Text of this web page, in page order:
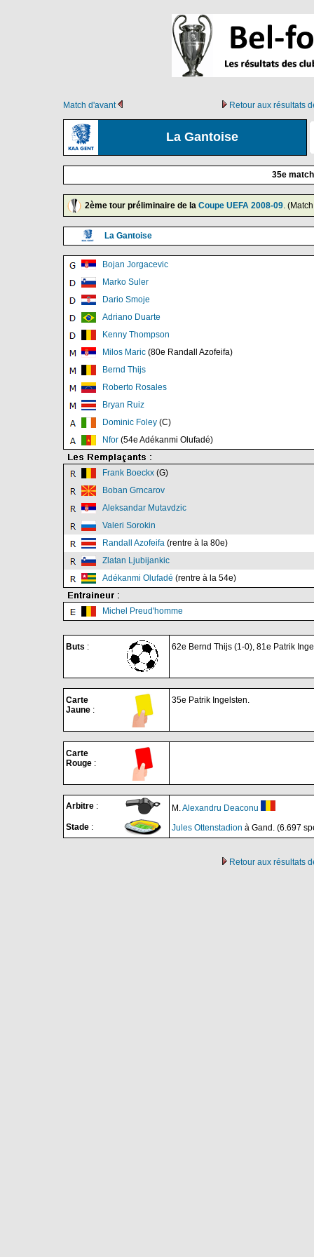
Match d'avant Retour aux résultats
La Gantoise
35e
2ème tour préliminaire de la Coupe UEFA 2008-09.
La Gantoise
Bojan Jorgacevic
Marko Suler
Dario Smoje
Adriano Duarte
Kenny Thompson
Milos Maric (80e Randall Azofeifa)
Bernd Thijs
Roberto Rosales
Bryan Ruiz
Dominic Foley (C)
Nfor (54e Adékanmi Olufadé)
Frank Boeckx (G)
Boban Grncarov
Aleksandar Mutavdzic
Valeri Sorokin
Randall Azofeifa (rentre à la 80e)
Zlatan Ljubijankic
Adékanmi Olufadé (rentre à la 54e)
Michel Preud'homme
Buts : 62e Bernd Thijs (1-0), 81e Patrik
Carte
Jaune :
35e Patrik Ingelsten.
Carte
Rouge :
Arbitre :
Stade :
M.Alexandru Deaconu
Jules Ottenstadion à Gand. (6.697
Retour aux résultats